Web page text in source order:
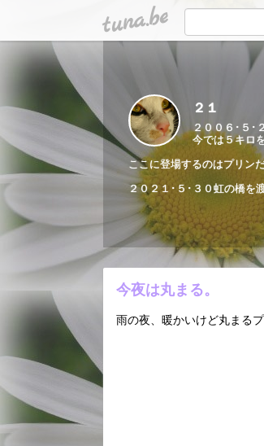
tuna.be
２１
２００６･５･
今では５キロ
ここに登場するのはプリンだ
２０２１･５･３０虹の橋を
今夜は丸まる。
雨の夜、暖かいけど丸まるプ